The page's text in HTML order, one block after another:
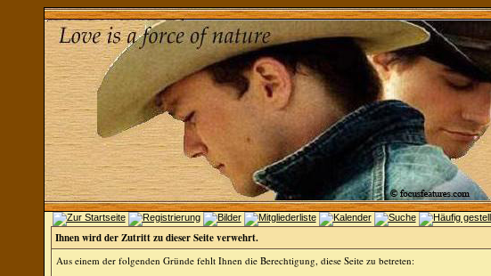
Ihnen wird der Zutritt zu dieser Seite verwehrt.
Aus einem der folgenden Gründe fehlt Ihnen die Berechtigung, diese Seite zu betreten: